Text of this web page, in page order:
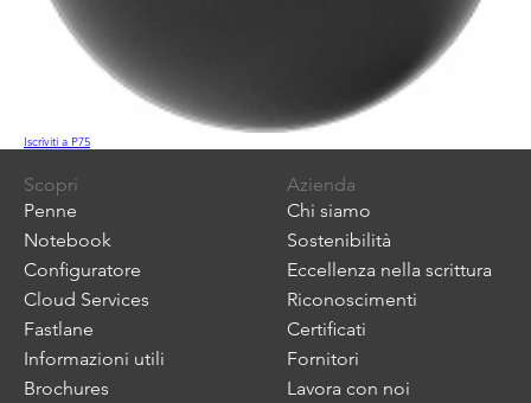
Iscriviti a P75
Scopri
Penne
Notebook
Configuratore
Cloud Services
Fastlane
Informazioni utili
Brochures
Azienda
Chi siamo
Sostenibilità
Eccellenza nella scrittura
Riconoscimenti
Certificati
Fornitori
Lavora con noi